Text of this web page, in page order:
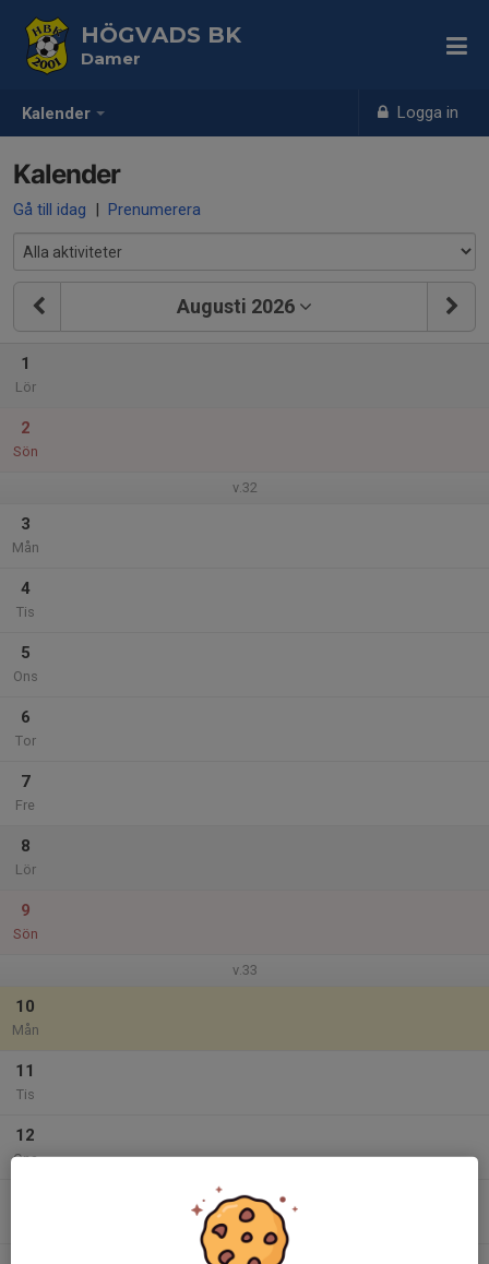
Kalender Logga in
HÖGVADS BK
Damer
Kalender
Gå till idag | Prenumerera
Augusti 2026
1
Lör
2
Sön
v.32
3
Mån
4
Tis
5
Ons
6
Tor
7
Fre
8
Lör
9
Sön
v.33
10
Mån
11
Tis
12
Ons